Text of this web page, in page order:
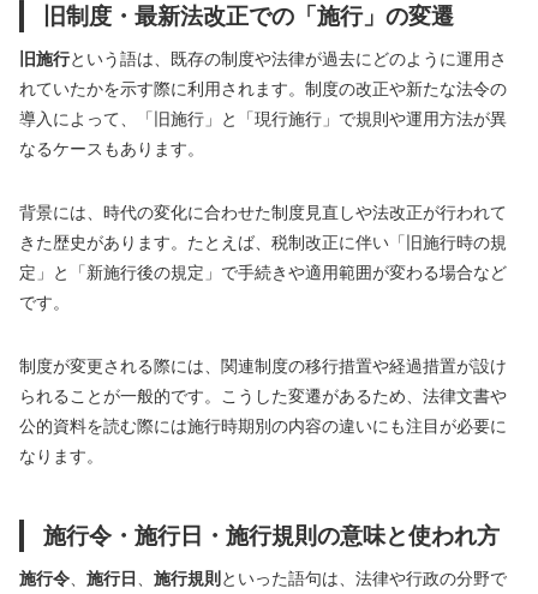
旧制度・最新法改正での「施行」の変遷
旧施行という語は、既存の制度や法律が過去にどのように運用さ
れていたかを示す際に利用されます。制度の改正や新たな法令の
導入によって、「旧施行」と「現行施行」で規則や運用方法が異
なるケースもあります。
背景には、時代の変化に合わせた制度見直しや法改正が行われて
きた歴史があります。たとえば、税制改正に伴い「旧施行時の規
定」と「新施行後の規定」で手続きや適用範囲が変わる場合など
です。
制度が変更される際には、関連制度の移行措置や経過措置が設け
られることが一般的です。こうした変遷があるため、法律文書や
公的資料を読む際には施行時期別の内容の違いにも注目が必要に
なります。
施行令・施行日・施行規則の意味と使われ方
施行令 施行日 施行規則 といった語句は、法律や行政の分野で